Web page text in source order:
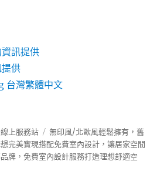
訊提供
供
台灣繁體中文
上服務站
無印風/北歐風輕鬆擁有，舊
完美實現搭配免費室內設計，讓居家空間
牌，免費室內設計服務打造理想舒適空